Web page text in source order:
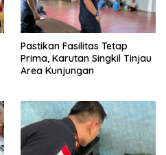
Pastikan Fasilitas Tetap
Prima, Karutan Singkil Tinjau
Area Kunjungan